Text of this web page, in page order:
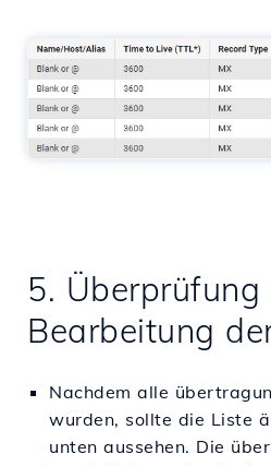
5. Überprüfung
Bearbeitung
Nachdem alle
wurden, sollte die Liste
unten aussehen. Die